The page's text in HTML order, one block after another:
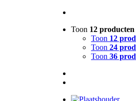
Toon 12 producten
Toon 12
Toon 24
Toon 36